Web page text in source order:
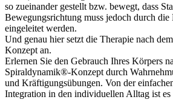
so zueinander gestellt bzw. bewegt, dass
Bewegungsrichtung muss jedoch durch
eingeleitet werden.
Und genau hier setzt die Therapie nach
Konzept an.
Erlernen Sie den Gebrauch Ihres Körpers
Spiraldynamik®-Konzept durch
und Kräftigungsübungen. Von der
Integration in den individuellen Alltag ist